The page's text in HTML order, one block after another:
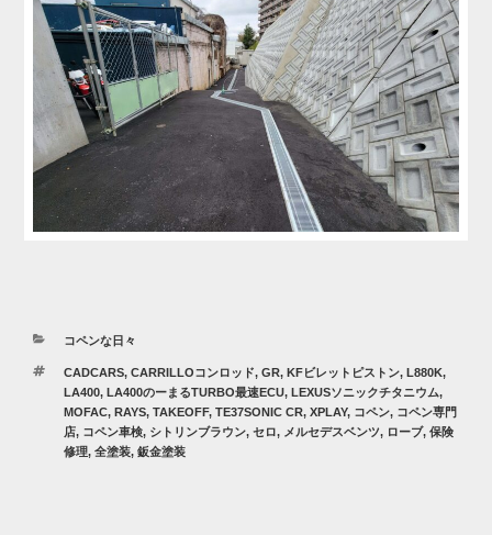
カ
ゴ
リ
ー
コペンな日々
タ
グ
CADCARS, CARRILLOコンロッド, GR, KFビレットピストン, L880K,
LA400, LA400のーまるTURBO最速ECU, LEXUSソニックチタニウム,
MOFAC, RAYS, TAKEOFF, TE37SONIC CR, XPLAY, コペン, コペン専門
店, コペン車検, シトリンブラウン, セロ, メルセデスベンツ, ローブ, 保険
修理, 全塗装, 鈑金塗装